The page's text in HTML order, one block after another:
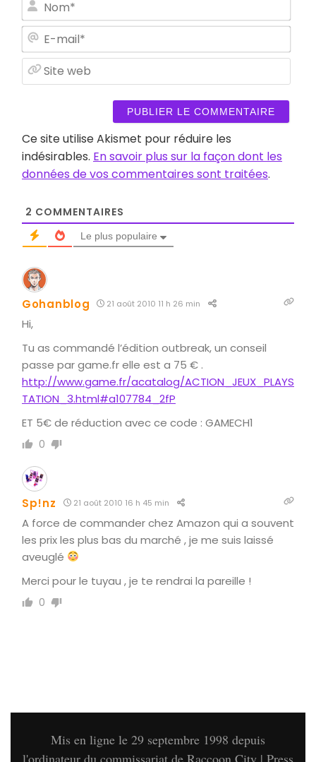
web
Ce site utilise Akismet pour réduire les
indésirables. En savoir plus sur la façon dont les
données de vos commentaires sont traitées.
2 COMMENTAIRES
Le plus populaire
Gohanblog 21 août 2010 11 h 26 min
Hi,
Tu as commandé l’édition outbreak, un conseil
passe par game.fr elle est a 75 € .
http://www.game.fr/acatalog/ACTION_JEUX_PLAYS
TATION_3.html#a107784_2fP
ET 5€ de réduction avec ce code : GAMECH1
0
Sp!nz 21 août 2010 16 h 45 min
A force de commander chez Amazon qui a souvent
les prix les plus bas du marché , je me suis laissé
aveuglé
Merci pour le tuyau , je te rendrai la pareille !
0
Mis en ligne le 29 septembre 1998 depuis
l'ordinateur du commissariat de Raccoon City | Press